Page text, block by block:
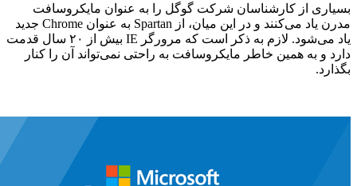
بسیاری از کارشناسان شرکت گوگل را به عنوان مایکروسافت
مدرن یاد می‌کنند و در این میان، از Spartan به عنوان Chrome جدید
یاد می‌شود. لازم به ذکر است که مرورگر IE بیش از ۲۰ سال قدمت
دارد و به همین خاطر مایکروسافت به راحتی نمی‌تواند آن را کنار
بگذارد.